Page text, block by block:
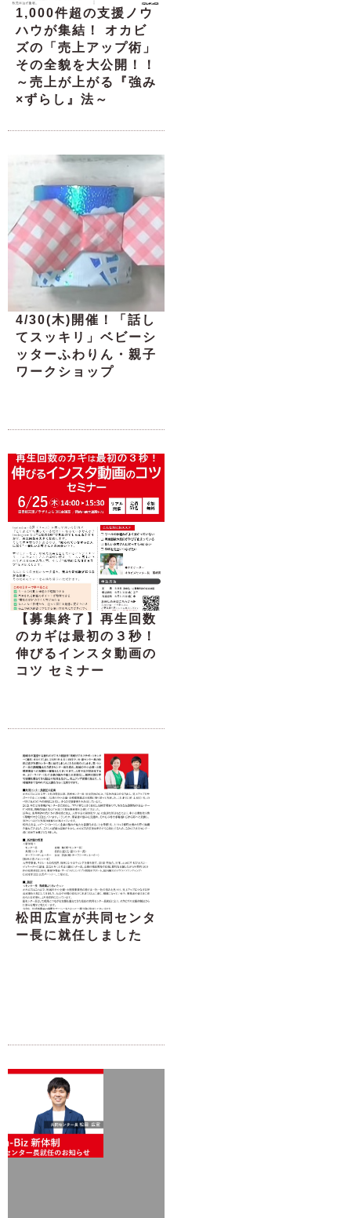
1,000件超の支援ノウ
ハウが集結！ オカビ
ズの「売上アップ術」
その全貌を大公開！！
～売上が上がる『強み
×ずらし』法～
4/30(木)開催！「話し
てスッキリ」ベビーシ
ッターふわりん・親子
ワークショップ
【募集終了】再生回数
のカギは最初の３秒！
伸びるインスタ動画の
コツ セミナー
松田広宣が共同センタ
ー長に就任しました